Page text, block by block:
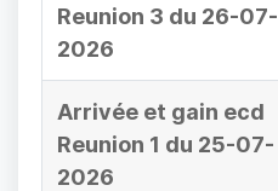
Reunion 3 du 26-07-
2026
Arrivée et gain ecd
Reunion 1 du 25-07-
2026